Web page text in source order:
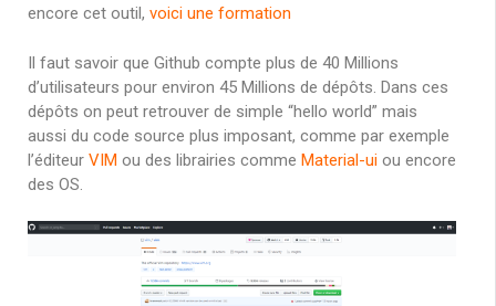
encore cet outil, voici une formation
Il faut savoir que Github compte plus de 40 Millions
d’utilisateurs pour environ 45 Millions de dépôts. Dans ces
dépôts on peut retrouver de simple “hello world” mais
aussi du code source plus imposant, comme par exemple
l’éditeur VIM ou des librairies comme Material-ui ou encore
des OS.